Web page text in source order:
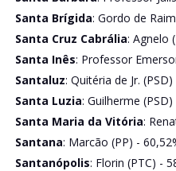
Santa Brígida: Gordo de
Santa Cruz Cabrália: Agnelo
Santa Inês: Professor
Santaluz: Quitéria de Jr.
Santa Luzia: Guilherme
Santa Maria da Vitória:
Santana: Marcão (PP) -
Santanópolis: Florin (PTC) -